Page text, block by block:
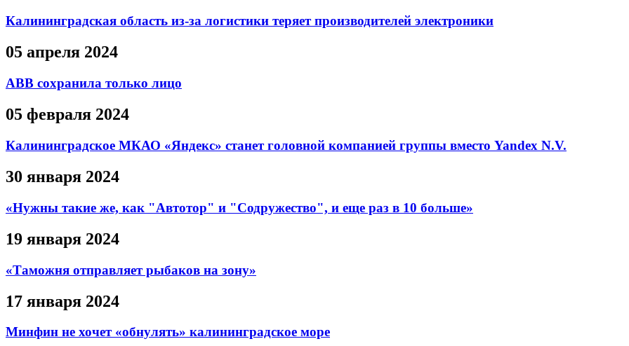
Калининградская область из-за логистики теряет производителей электроники
05 апреля 2024
ABB сохранила только лицо
05 февраля 2024
Калининградское МКАО «Яндекс» станет головной компанией группы вместо Yandex N.V.
30 января 2024
«Нужны такие же, как "Автотор" и "Содружество", и еще раз в 10 больше»
19 января 2024
«Таможня отправляет рыбаков на зону»
17 января 2024
Минфин не хочет «обнулять» калининградское море